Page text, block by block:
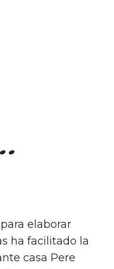
elaborar
ha facilitado la
casa Pere